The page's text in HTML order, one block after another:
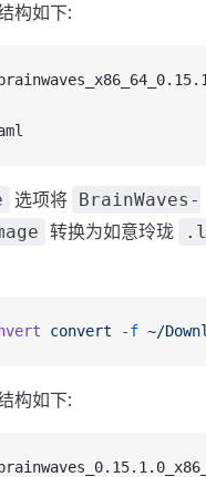
构如下:
选项将 BrainWaves-
转换为如意玲珑
convert -f ~/
构如下: